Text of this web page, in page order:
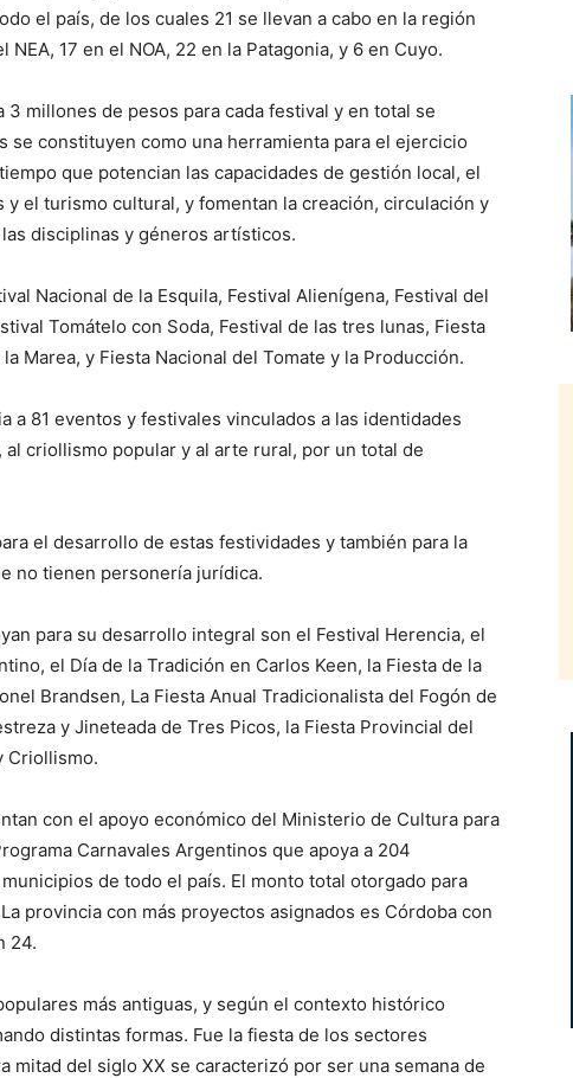
el país, de los cuales 21 se llevan a cabo en la región
17 en el NOA, 22 en la Patagonia, y 6 en Cuyo.
millones de pesos para cada festival y en total se
se constituyen como una herramienta para el ejercicio
que potencian las capacidades de gestión local, el
el turismo cultural, y fomentan la creación, circulación y
disciplinas y géneros artísticos.
Nacional de la Esquila, Festival Alienígena, Festival del
Tomátelo con Soda, Festival de las tres lunas, Fiesta
Marea, y Fiesta Nacional del Tomate y la Producción.
a 81 eventos y festivales vinculados a las identidades
criollismo popular y al arte rural, por un total de
el desarrollo de estas festividades y también para la
no tienen personería jurídica.
para su desarrollo integral son el Festival Herencia, el
el Día de la Tradición en Carlos Keen, la Fiesta de la
Brandsen, La Fiesta Anual Tradicionalista del Fogón de
y Jineteada de Tres Picos, la Fiesta Provincial del
Criollismo.
con el apoyo económico del Ministerio de Cultura para
Carnavales Argentinos que apoya a 204
de todo el país. El monto total otorgado para
provincia con más proyectos asignados es Córdoba con
24.
más antiguas, y según el contexto histórico
distintas formas. Fue la fiesta de los sectores
mitad del siglo XX se caracterizó por ser una semana de